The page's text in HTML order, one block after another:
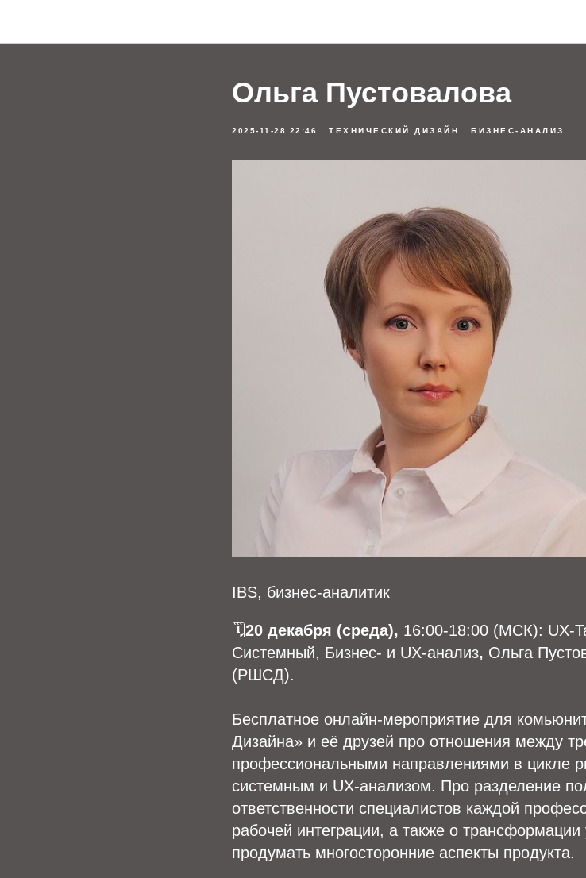
Ольга Пустовалова
2025-11-28 22:46 ТЕХНИЧЕСКИЙ ДИЗАЙН БИЗНЕС-АНАЛИЗ
IBS, бизнес-аналитик
🗓20 декабря (среда), 16:00-18:00 (МСК): UX-
Системный, Бизнес- и UX-анализ, Ольга
(РШСД).
Бесплатное онлайн-мероприятие для
Дизайна» и её друзей про отношения между
профессиональными направлениями в цикле
системным и UX-анализом. Про разделение
ответственности специалистов каждой
рабочей интеграции, а также о трансформации
продумать многосторонние аспекты продукта.